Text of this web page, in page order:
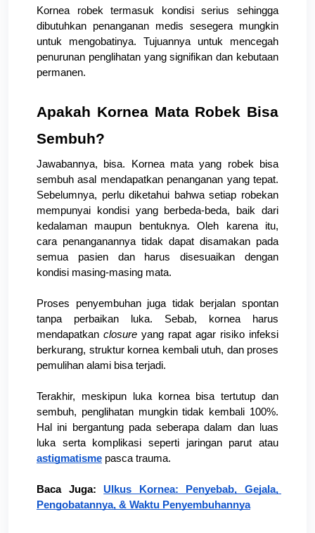
Kornea robek termasuk kondisi serius sehingga
dibutuhkan penanganan medis sesegera mungkin
untuk mengobatinya. Tujuannya untuk mencegah
penurunan penglihatan yang signifikan dan kebutaan
permanen.
Apakah Kornea Mata Robek Bisa
Sembuh?
Jawabannya, bisa. Kornea mata yang robek bisa
sembuh asal mendapatkan penanganan yang tepat.
Sebelumnya, perlu diketahui bahwa setiap robekan
mempunyai kondisi yang berbeda-beda, baik dari
kedalaman maupun bentuknya. Oleh karena itu,
cara penanganannya tidak dapat disamakan pada
semua pasien dan harus disesuaikan dengan
kondisi masing-masing mata.
Proses penyembuhan juga tidak berjalan spontan
tanpa perbaikan luka. Sebab, kornea harus
mendapatkan closure yang rapat agar risiko infeksi
berkurang, struktur kornea kembali utuh, dan proses
pemulihan alami bisa terjadi.
Terakhir, meskipun luka kornea bisa tertutup dan
sembuh, penglihatan mungkin tidak kembali 100%.
Hal ini bergantung pada seberapa dalam dan luas
astigmatisme pasca trauma.
Baca Juga: Ulkus Kornea: Penyebab, Gejala,
Pengobatannya, & Waktu Penyembuhannya